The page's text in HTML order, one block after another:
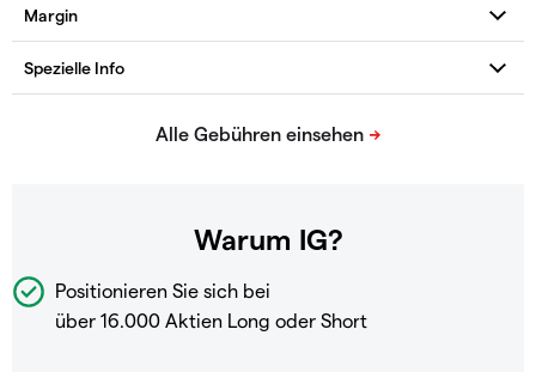
Warum IG?
Positionieren Sie sich bei
über 16.000 Aktien Long oder Short